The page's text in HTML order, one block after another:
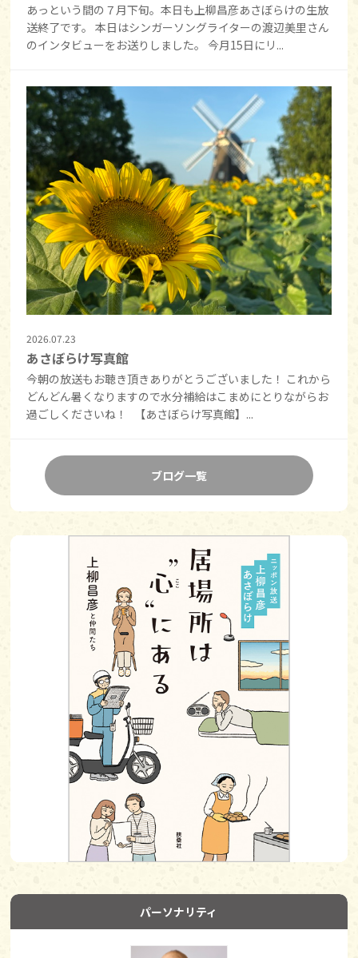
あっという間の７月下旬。本日も上柳昌彦あさぼらけの生放
送終了です。 本日はシンガーソングライターの渡辺美里さん
のインタビューをお送りしました。 今月15日にリ...
2026.07.23
あさぼらけ写真館
今朝の放送もお聴き頂きありがとうございました！ これから
どんどん暑くなりますので水分補給はこまめにとりながらお
過ごしくださいね！ 【あさぼらけ写真館】...
ブログ一覧
パーソナリティ